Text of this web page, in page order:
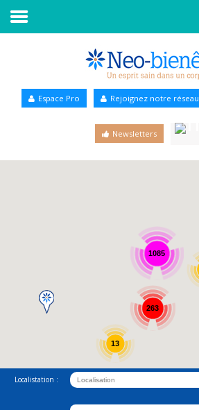
Annuaire Bien-être
Espace Pro Rejoignez notre réseau
Newsletters
1085
13
263
Localistation :